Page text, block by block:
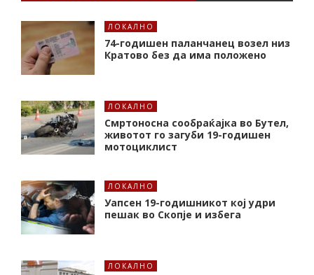
ЛОКАЛНО
74-годишен паланчанец возел низ
Кратово без да има положено
ЛОКАЛНО
Смртоносна сообраќајка во Бутел,
животот го загуби 19-годишен
мотоциклист
ЛОКАЛНО
Уапсен 19-годишникот кој удри
пешак во Скопје и избега
ЛОКАЛНО